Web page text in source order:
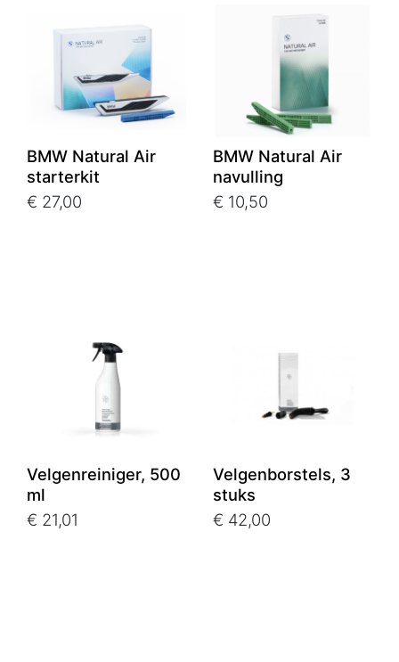
BMW Natural Air
starterkit
€ 27,00
BMW Natural Air
navulling
€ 10,50
Velgenreiniger, 500
ml
€ 21,01
Velgenborstels, 3
stuks
€ 42,00